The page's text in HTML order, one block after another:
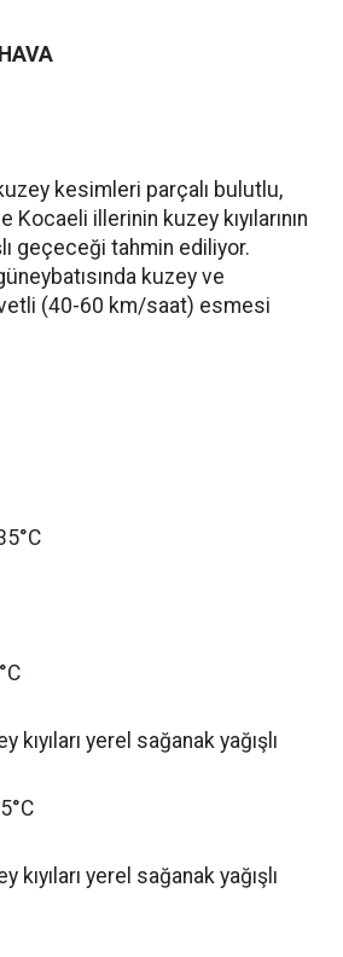
kesimleri parçalı bulutlu,
Kocaeli illerinin kuzey kıyılarının
geçeceği tahmin ediliyor.
kuzey ve
(40-60 km/saat) esmesi
kıyıları yerel sağanak yağışlı
kıyıları yerel sağanak yağışlı